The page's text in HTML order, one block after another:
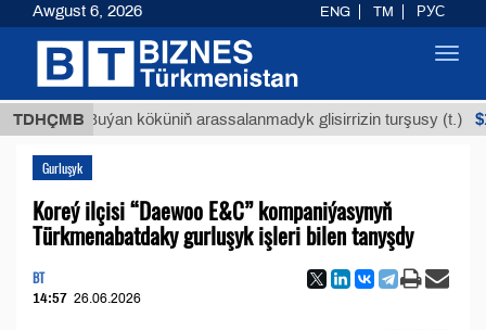
TDHÇMB
Buýan köküniň arassalanmadyk glisirrizin turşusy (t.)
Gurluşyk
Koreý ilçisi “Daewoo E&C” kompaniýasynyň
Türkmenabatdaky gurluşyk işleri bilen tanyşdy
BT
14:57 26.06.2026
Awgust 6, 2026 ENG TM РУС